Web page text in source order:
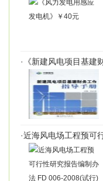
· 《新建风电项目基建
·近海风电场工程预可